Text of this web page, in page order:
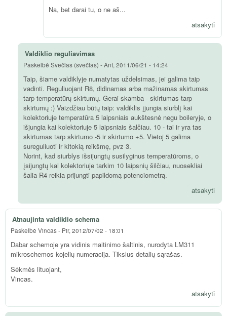
Na, bet darai tu, o ne aš...
atsakyti
Valdiklio reguliavimas
Paskelbė Svečias (svečias) -Ant, 2011/06/21 - 14:24
Taip, šiame valdiklyje numatytas uždelsimas, jei galima taip
vadinti. Reguliuojant R8, didinamas arba mažinamas skirtumas
tarp temperatūrų skirtumų. Gerai skamba - skirtumas tarp
skirtumų :) Vaizdžiau būtų taip: valdiklis įjungia siurblį kai
kolektoriuje temperatūra 5 laipsniais aukštesnė negu boileryje, o
išjungia kai kolektoriuje 5 laipsniais šalčiau. 10 - tai ir yra tas
skirtumas tarp skirtumo -5 ir skirtumo +5. Vietoj 5 galima
sureguliuoti ir kitokią reikšmę, pvz 3.
Norint, kad siurblys išsijungtų susilyginus temperatūroms, o
įsijungtų kai kolektoriuje tarkim 10 laipsnių šilčiau, nuosekliai
šalia R4 reikia prijungti papildomą potenciometrą.
atsakyti
Atnaujinta valdiklio schema
Paskelbė Vincas- Pir, 2012/07/02 - 18:01
Dabar schemoje yra vidinis maitinimo šaltinis, nurodyta LM311
mikroschemos kojelių numeracija. Tikslus detalių sąrašas.
Sėkmės lituojant,
Vincas.
atsakyti